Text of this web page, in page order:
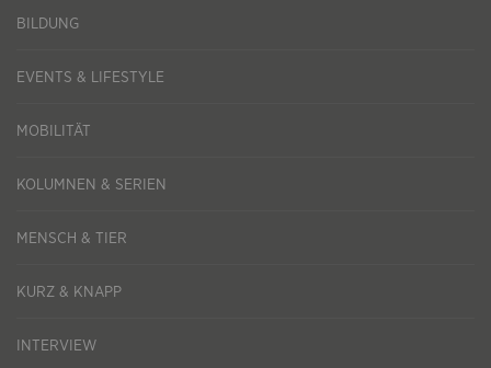
BILDUNG
EVENTS & LIFESTYLE
MOBILITÄT
KOLUMNEN & SERIEN
MENSCH & TIER
KURZ & KNAPP
INTERVIEW